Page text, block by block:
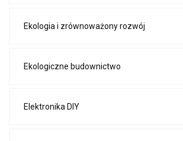
Ekologia i zrównoważony rozwój
Ekologiczne budownictwo
Elektronika DIY